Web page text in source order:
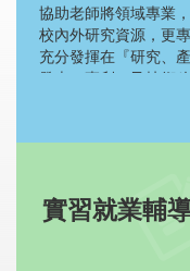
協助老師將領域專業
校內外研究資源，更
充分發揮在『研究、
發表、專利、及技術移
實習就業輔